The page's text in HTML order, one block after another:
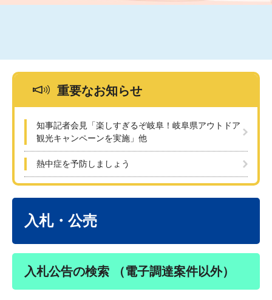
重要なお知らせ
知事記者会見「楽しすぎるぞ岐阜！岐阜県アウトドア
観光キャンペーンを実施」他
熱中症を予防しましょう
入札・公売
入札公告の検索 （電子調達案件以外）